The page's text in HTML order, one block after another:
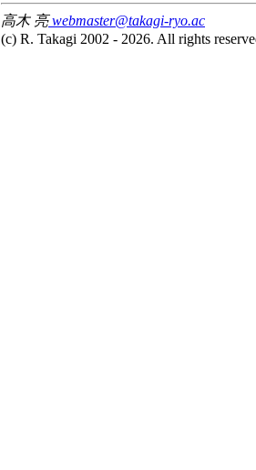
高木 亮webmaster@takagi-ryo.ac
(c) R. Takagi 2002 - 2026. All rights